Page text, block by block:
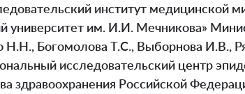
институт
университет им. И.И. Мечникова»
Богомолова Т.С., Выборнова И.В.,
исследовательский центр
здравоохранения Российской